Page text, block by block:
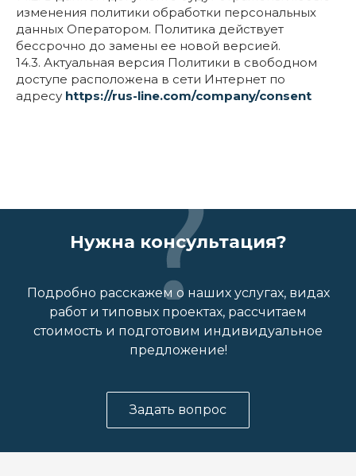
изменения политики обработки персональных
данных Оператором. Политика действует
бессрочно до замены ее новой версией.
14.3. Актуальная версия Политики в свободном
доступе расположена в сети Интернет по
адресу https://rus-line.com/company/consent
Нужна консультация?
Подробно расскажем о наших услугах, видах
работ и типовых проектах, рассчитаем
стоимость и подготовим индивидуальное
предложение!
Задать вопрос